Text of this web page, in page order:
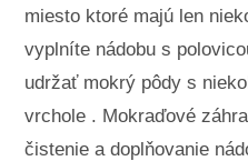
miesto ktoré majú len
vyplníte nádobu s
udržať mokrý pôdy s
vrchole . Mokraďové
čistenie a doplňovanie